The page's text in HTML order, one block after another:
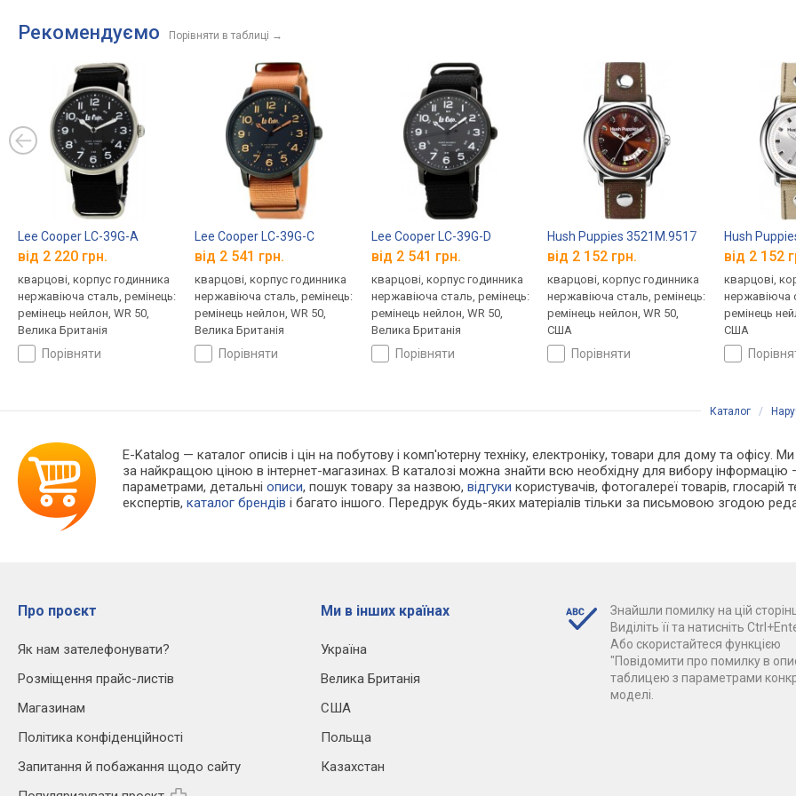
Рекомендуємо Порівняти в таблиці →
Lee Cooper LC-39G-A
від 2 220 грн.
кварцові, корпус годинника
нержавіюча сталь, ремінець:
ремінець нейлон, WR 50,
Велика Британія
порівняти
Lee Cooper LC-39G-C
від 2 541 грн.
кварцові, корпус годинника
нержавіюча сталь, ремінець:
ремінець нейлон, WR 50,
Велика Британія
порівняти
Lee Cooper LC-39G-D
від 2 541 грн.
кварцові, корпус годинника
нержавіюча сталь, ремінець:
ремінець нейлон, WR 50,
Велика Британія
порівняти
Hush Puppies 3521M.9517
від 2 152 грн.
кварцові, корпус годинника
нержавіюча сталь, ремінець:
ремінець нейлон, WR 50,
США
порівняти
Hush
від 2 152
кварцові,
нержавіюча
ремінець
США
Каталог /
E-Katalog — каталог описів і цін на побутову і комп'ютерну техніку, електроніку, товари для дому та офісу.
за найкращою ціною в інтернет-магазинах. В каталозі можна знайти всю необхідну для вибору
параметрами, детальніописи, пошук товару за назвою,відгуки користувачів, фотогалереї товарів, глосарій
експертів,каталог брендів і багато іншого. Передрук будь-яких матеріалів тільки за письмовою згодою
Про проєкт
Як нам зателефонувати?
Розміщення прайс-листів
Магазинам
Політика конфіденційності
Запитання й побажання щодо сайту
Ми в інших країнах
Україна
Велика Британія
США
Польща
Казахстан
Знайшли помилку на цій
Виділіть її та натисніть
Або скористайтеся функцією
"Повідомити про помилку в
таблицею з параметрами
моделі.